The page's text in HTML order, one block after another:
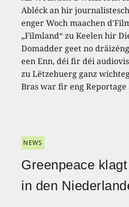
Abléck an hir
enger Woch maachen
„Filmland“ zu Keelen hir
Domadder geet no
een Enn, déi fir déi
zu Lëtzebuerg ganz
Bras war fir eng Reportage
NEWS
Greenpeace
in den